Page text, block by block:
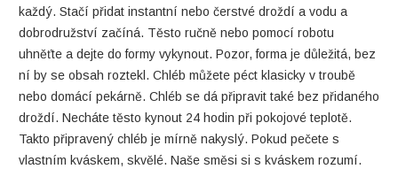
každý. Stačí přidat instantní nebo čerstvé droždí a vodu a
dobrodružství začíná. Těsto ručně nebo pomocí robotu
uhněťte a dejte do formy vykynout. Pozor, forma je důležitá, bez
ní by se obsah roztekl. Chléb můžete péct klasicky v troubě
nebo domácí pekárně. Chléb se dá připravit také bez přidaného
droždí. Necháte těsto kynout 24 hodin při pokojové teplotě.
Takto připravený chléb je mírně nakyslý. Pokud pečete s
vlastním kváskem, skvělé. Naše směsi si s kváskem rozumí.